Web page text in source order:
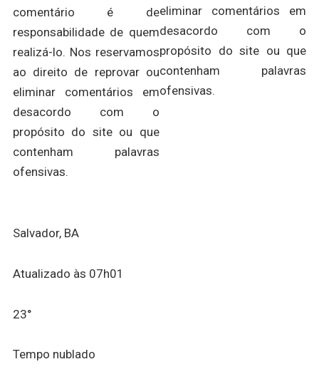
comentário é de
responsabilidade de quem
realizá-lo. Nos reservamos
ao direito de reprovar ou
eliminar comentários em
desacordo com o
propósito do site ou que
contenham palavras
ofensivas.
eliminar comentários em
desacordo com o
propósito do site ou que
contenham palavras
ofensivas.
Salvador, BA
Atualizado às 07h01
23°
Tempo nublado